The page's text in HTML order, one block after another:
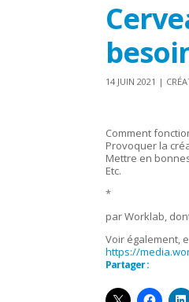
14 JUIN 2021 |
Comment
Provoquer la
Mettre en
Etc.
*
par Worklab,
Voir également,
https://
Partager :